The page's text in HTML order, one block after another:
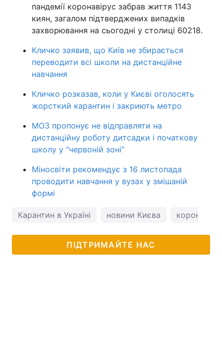
пандемії коронавірус забрав життя 1143
киян, загалом підтверджених випадків
захворювання на сьогодні у столиці 60218.
Кличко заявив, що Київ не збирається
переводити всі школи на дистанційне
навчання
Кличко розказав, коли у Києві оголосять
жорсткий карантин і закриють метро
МОЗ пропонує не відправляти на
дистанційну роботу дитсадки і початкову
школу у "червоній зоні"
Міносвіти рекомендує з 16 листопада
проводити навчання у вузах у змішаній
формі
Карантин в Україні новини Києва
ПІДТРИМАЙТЕ НАС